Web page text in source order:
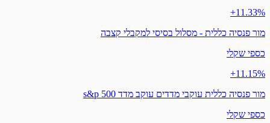
‎+11.33%
מור פנסיה כללית - מסלול בסיסי למקבלי קצבה
כספי שקלי
‎+11.15%
מור פנסיה כללית עוקבי מדדים עוקב מדד s&p 500
כספי שקלי